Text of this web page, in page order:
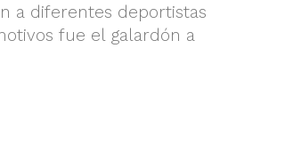
a diferentes deportistas
fue el galardón a